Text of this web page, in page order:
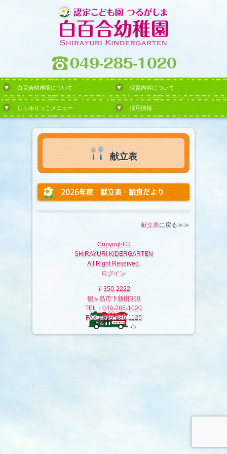
白百合幼稚園について 保育内容について
しらゆりっこメニュー 採用情報
献立表
2026年度 献立表・給食だより
献立表に戻る≫≫
Copyright ©
SHIRAYURI KIDERGARTEN
All Right Reserved.
ログイン
〒350-2222
鶴ヶ島市下新田388
TEL：049-285-1020
FAX：049-286-1125